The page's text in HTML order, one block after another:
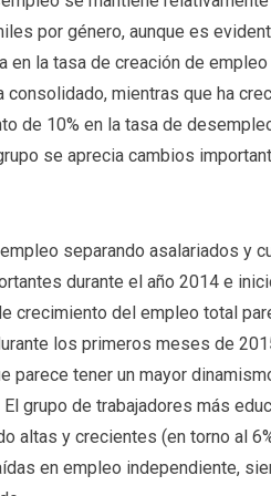
por género, aunque es
en la tasa de creación de
mientras que ha
de 10% en la tasa de
se aprecia cambios
separando asalariados y
durante el año 2014 e
crecimiento del empleo total
los primeros meses de
parece tener un mayor
grupo de trabajadores más
altas y crecientes (en torno al
en empleo independiente,